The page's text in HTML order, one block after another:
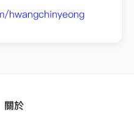
hwangchinyeong
關於